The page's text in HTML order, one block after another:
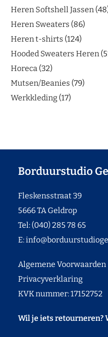
Heren Softshell Jassen 48
Heren Sweaters 86
Heren t-shirts 124
Hooded Sweaters Heren
Horeca 32
Mutsen/Beanies 79
Werkkleding 17
Borduurstudio
Fleskensstraat 39
5666 TA Geldrop
Tel: (040) 285 78 65
E:
Algemene Voorwaarden
Privacyverklaring
KVK nummer: 17152752
Wil je iets retourneren?